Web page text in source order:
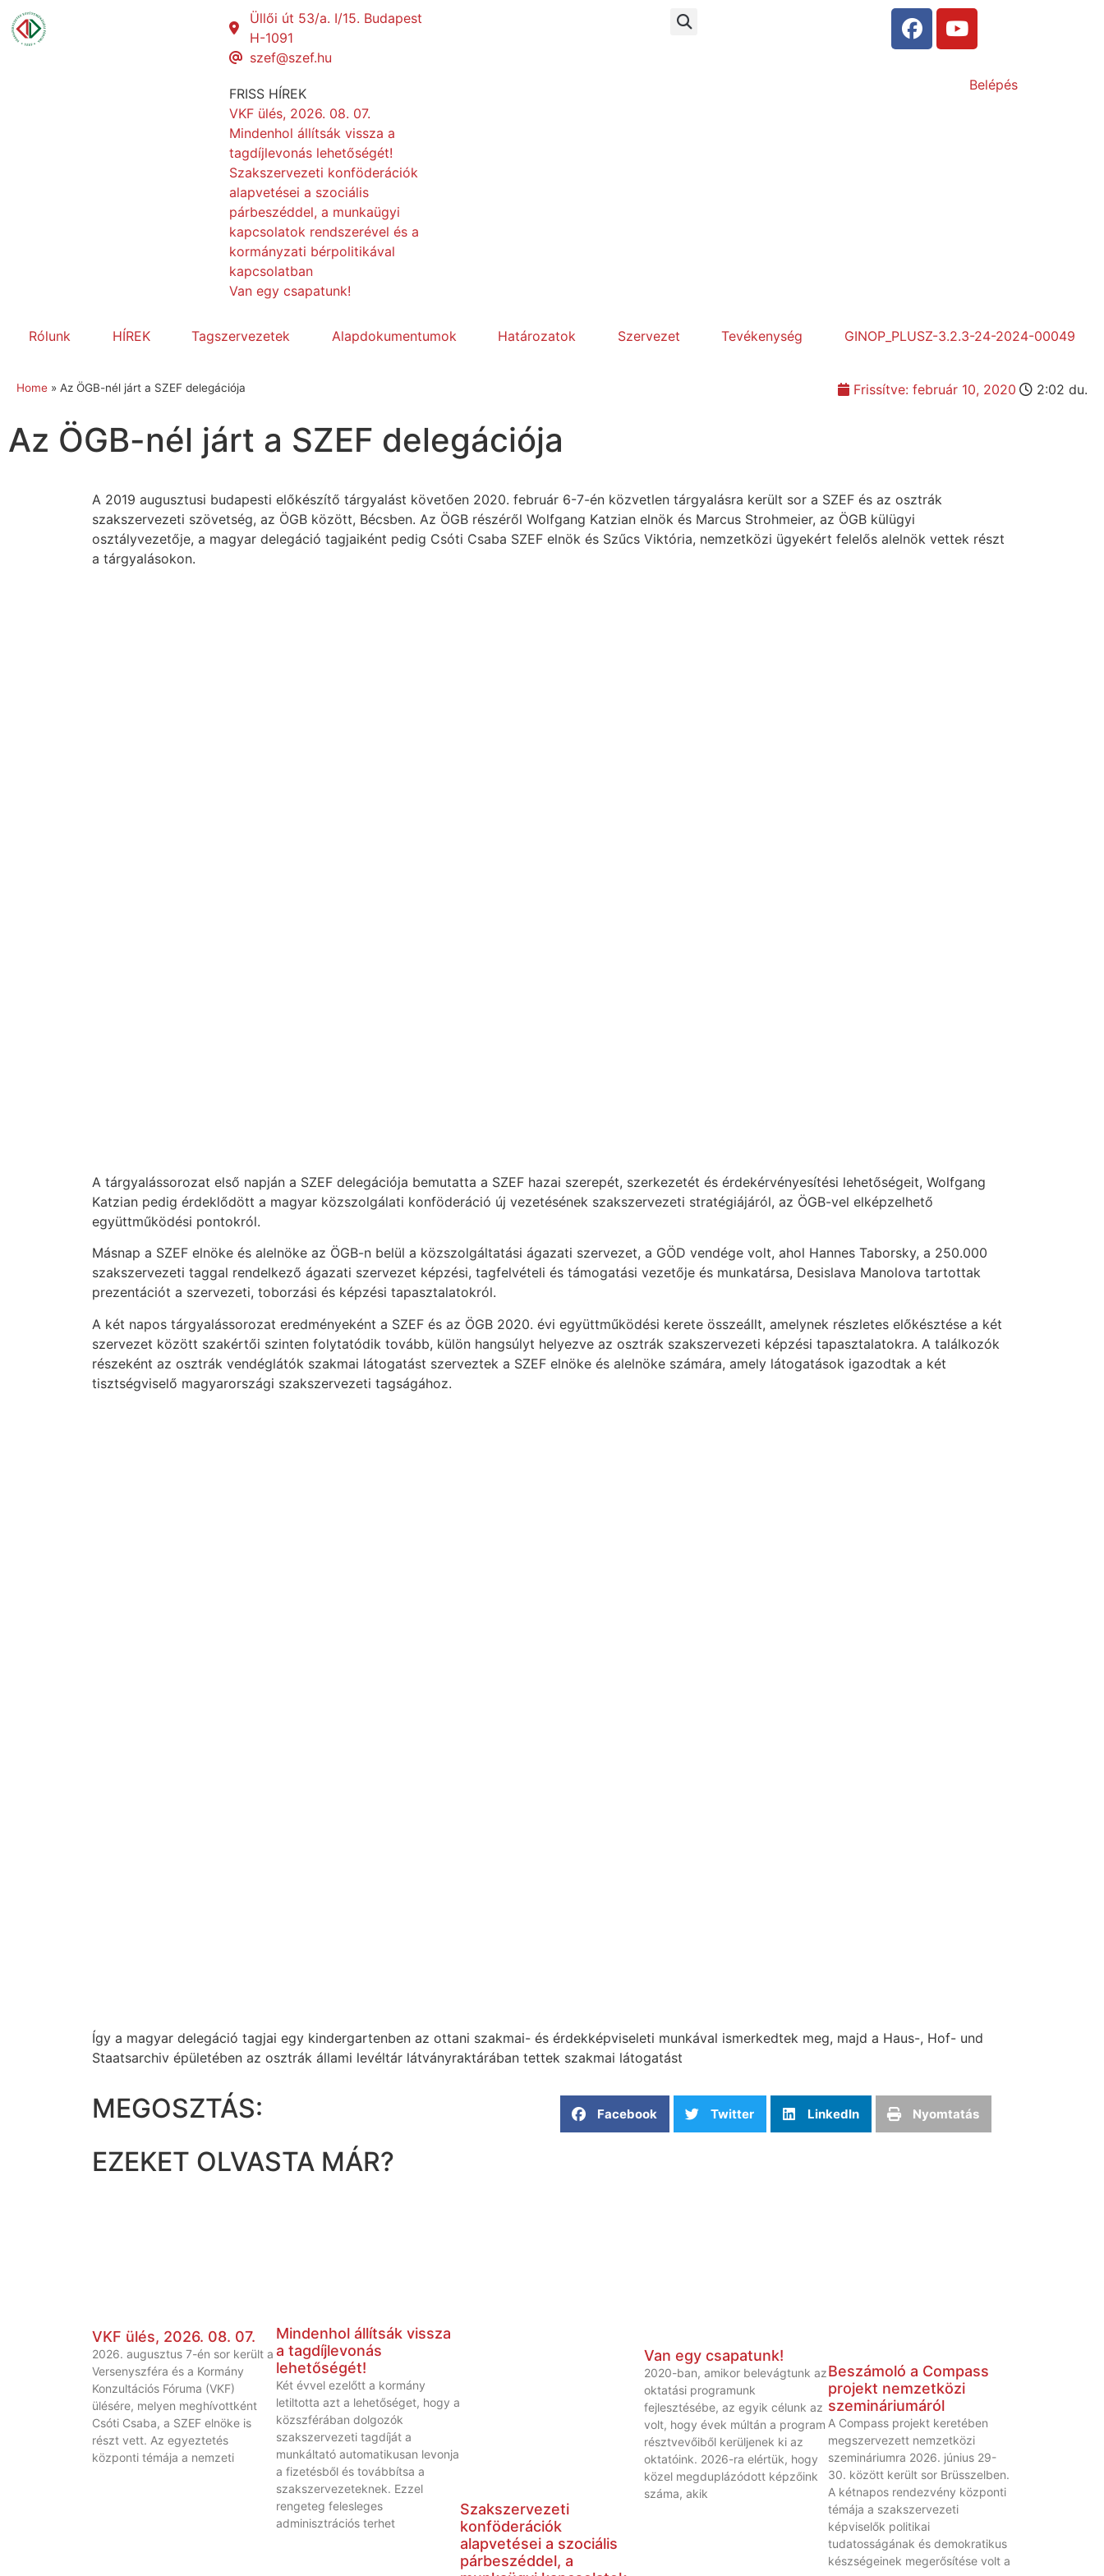
Üllői út 53/a. I/15. Budapest
H-1091
szef@szef.hu
FRISS HÍREK
VKF ülés, 2026. 08. 07.
Mindenhol állítsák vissza a
tagdíjlevonás lehetőségét!
Szakszervezeti konföderációk
alapvetései a szociális
párbeszéddel, a munkaügyi
kapcsolatok rendszerével és a
kormányzati bérpolitikával
kapcsolatban
Van egy csapatunk!
Belépés
Rólunk HÍREK Tagszervezetek Alapdokumentumok Határozatok Szervezet Tevékenység GINOP_PLUSZ-3.2.3-24-2024-00049
Home » Az ÖGB-nél járt a SZEF delegációja Frissítve: február 10, 2020 2:02 du.
Az ÖGB-nél járt a SZEF delegációja
A 2019 augusztusi budapesti előkészítő tárgyalást követően 2020. február 6-7-én közvetlen tárgyalásra került sor a SZEF és az osztrák
szakszervezeti szövetség, az ÖGB között, Bécsben. Az ÖGB részéről Wolfgang Katzian elnök és Marcus Strohmeier, az ÖGB külügyi
osztályvezetője, a magyar delegáció tagjaiként pedig Csóti Csaba SZEF elnök és Szűcs Viktória, nemzetközi ügyekért felelős alelnök vettek részt
a tárgyalásokon.
A tárgyalássorozat első napján a SZEF delegációja bemutatta a SZEF hazai szerepét, szerkezetét és érdekérvényesítési lehetőségeit, Wolfgang
Katzian pedig érdeklődött a magyar közszolgálati konföderáció új vezetésének szakszervezeti stratégiájáról, az ÖGB-vel elképzelhető
együttműködési pontokról.
Másnap a SZEF elnöke és alelnöke az ÖGB-n belül a közszolgáltatási ágazati szervezet, a GÖD vendége volt, ahol Hannes Taborsky, a 250.000
szakszervezeti taggal rendelkező ágazati szervezet képzési, tagfelvételi és támogatási vezetője és munkatársa, Desislava Manolova tartottak
prezentációt a szervezeti, toborzási és képzési tapasztalatokról.
A két napos tárgyalássorozat eredményeként a SZEF és az ÖGB 2020. évi együttműködési kerete összeállt, amelynek részletes előkésztése a két
szervezet között szakértői szinten folytatódik tovább, külön hangsúlyt helyezve az osztrák szakszervezeti képzési tapasztalatokra. A találkozók
részeként az osztrák vendéglátók szakmai látogatást szerveztek a SZEF elnöke és alelnöke számára, amely látogatások igazodtak a két
tisztségviselő magyarországi szakszervezeti tagságához.
Így a magyar delegáció tagjai egy kindergartenben az ottani szakmai- és érdekképviseleti munkával ismerkedtek meg, majd a Haus-, Hof- und
Staatsarchiv épületében az osztrák állami levéltár látványraktárában tettek szakmai látogatást
MEGOSZTÁS: Facebook Twitter LinkedIn Nyomtatás
EZEKET OLVASTA MÁR?
VKF ülés, 2026. 08. 07.
2026. augusztus 7-én sor került a
Versenyszféra és a Kormány
Konzultációs Fóruma (VKF)
ülésére, melyen meghívottként
Csóti Csaba, a SZEF elnöke is
részt vett. Az egyeztetés
központi témája a nemzeti
Mindenhol állítsák vissza
a tagdíjlevonás
lehetőségét!
Két évvel ezelőtt a kormány
letiltotta azt a lehetőséget, hogy a
közszférában dolgozók
szakszervezeti tagdíját a
munkáltató automatikusan levonja
a fizetésből és továbbítsa a
szakszervezeteknek. Ezzel
rengeteg felesleges
adminisztrációs terhet
Szakszervezeti
konföderációk
alapvetései a szociális
párbeszéddel, a
Van egy csapatunk!
2020-ban, amikor belevágtunk az
oktatási programunk
fejlesztésébe, az egyik célunk az
volt, hogy évek múltán a program
résztvevőiből kerüljenek ki az
oktatóink. 2026-ra elértük, hogy
közel megduplázódott képzőink
száma, akik
Beszámoló a Compass
projekt nemzetközi
szemináriumáról
A Compass projekt keretében
megszervezett nemzetközi
szemináriumra 2026. június 29-
30. között került sor Brüsszelben.
A kétnapos rendezvény központi
témája a szakszervezeti
képviselők politikai
tudatosságának és demokratikus
készségeinek megerősítése volt a